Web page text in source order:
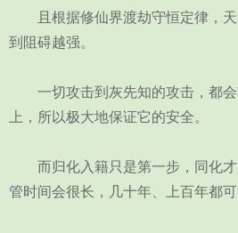
且根据修仙界渡劫守恒定律，天
到阻碍越强。
一切攻击到灰先知的攻击，都会
上，所以极大地保证它的安全。
而归化入籍只是第一步，同化才
管时间会很长，几十年、上百年都可